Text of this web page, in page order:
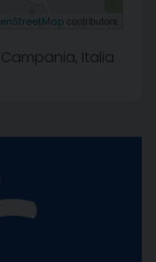
contributors
Italia